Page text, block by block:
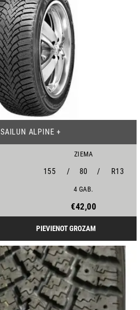
SAILUN ALPINE +
ZIEMA
155 / 80 / R13
4 GAB.
€42,00
PIEVIENOT GROZAM